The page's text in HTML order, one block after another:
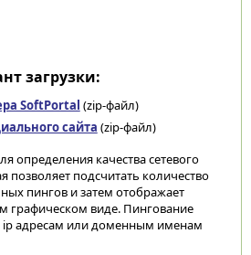
загрузки:
SoftPortal (zip-файл)
сайта (zip-файл)
определения качества сетевого
позволяет подсчитать количество
пингов и затем отображает
графическом виде. Пингование
адресам или доменным именам